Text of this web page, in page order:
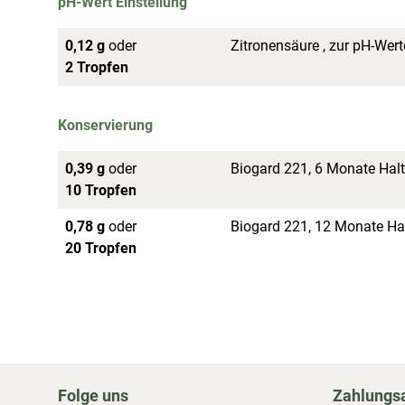
0,12 g oder
2 Tropfen
Zitronensäure , zur pH-
Konservierung
0,39 g oder
10 Tropfen
Biogard 221, 6 Monate
0,78 g oder
20 Tropfen
Biogard 221, 12 Monate
Folge uns